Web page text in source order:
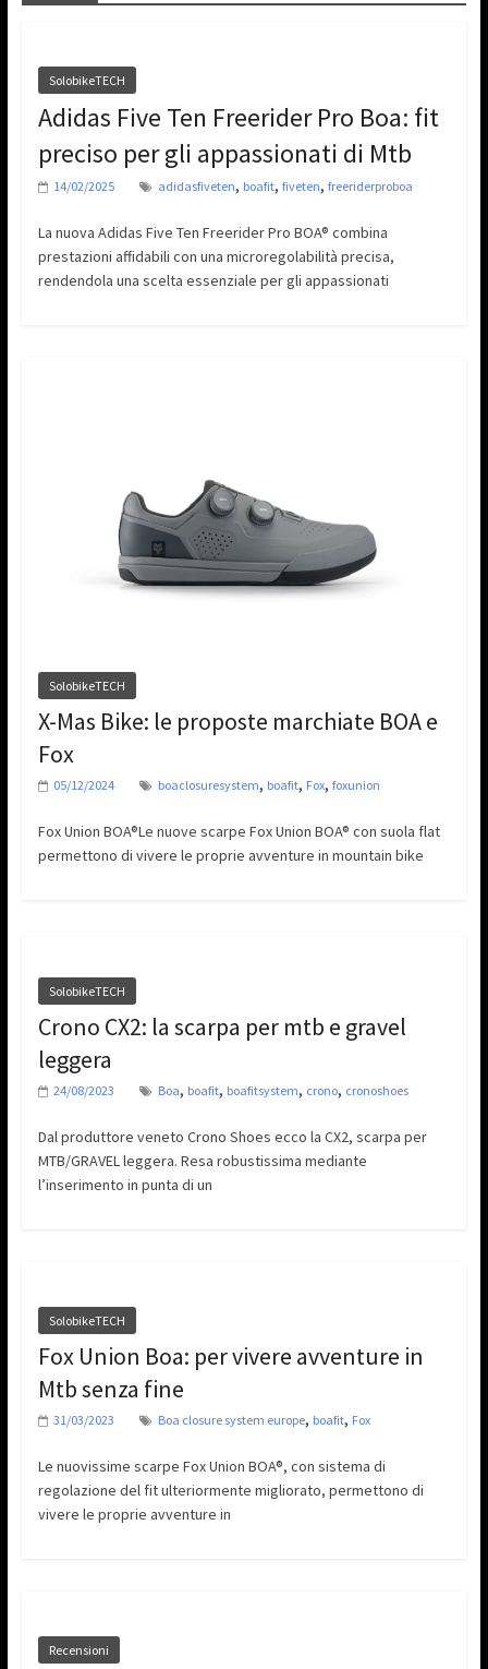
SolobikeTECH
Adidas Five Ten Freerider Pro Boa: fit
preciso per gli appassionati di Mtb
14/02/2025 adidasfiveten, boafit, fiveten, freeriderproboa
La nuova Adidas Five Ten Freerider Pro BOA® combina
prestazioni affidabili con una microregolabilità precisa,
rendendola una scelta essenziale per gli appassionati
SolobikeTECH
X-Mas Bike: le proposte marchiate BOA e
Fox
05/12/2024 boaclosuresystem, boafit, Fox, foxunion
Fox Union BOA®Le nuove scarpe Fox Union BOA® con suola flat
permettono di vivere le proprie avventure in mountain bike
SolobikeTECH
Crono CX2: la scarpa per mtb e gravel
leggera
24/08/2023 Boa, boafit, boafitsystem, crono, cronoshoes
Dal produttore veneto Crono Shoes ecco la CX2, scarpa per
MTB/GRAVEL leggera. Resa robustissima mediante
l’inserimento in punta di un
SolobikeTECH
Fox Union Boa: per vivere avventure in
Mtb senza fine
31/03/2023 Boa closure system europe, boafit, Fox
Le nuovissime scarpe Fox Union BOA®, con sistema di
regolazione del fit ulteriormente migliorato, permettono di
vivere le proprie avventure in
Recensioni